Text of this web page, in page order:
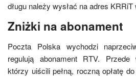
długu należy wysłać na adres
Zniżki na abonament
Poczta Polska wychodzi
regulują abonament RTV. Przede
którzy uiścili pełną, roczną opłatę